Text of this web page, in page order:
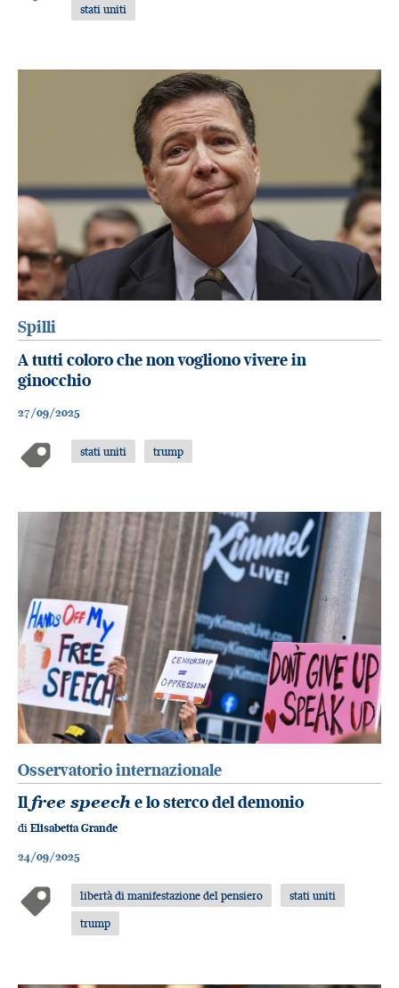
stati uniti
Spilli
A tutti coloro che non vogliono vivere in
ginocchio
27/09/2025
stati uniti trump
Osservatorio internazionale
Ilfree speech e lo sterco del demonio
di Elisabetta Grande
24/09/2025
libertà di manifestazione del pensiero
stati uniti
trump